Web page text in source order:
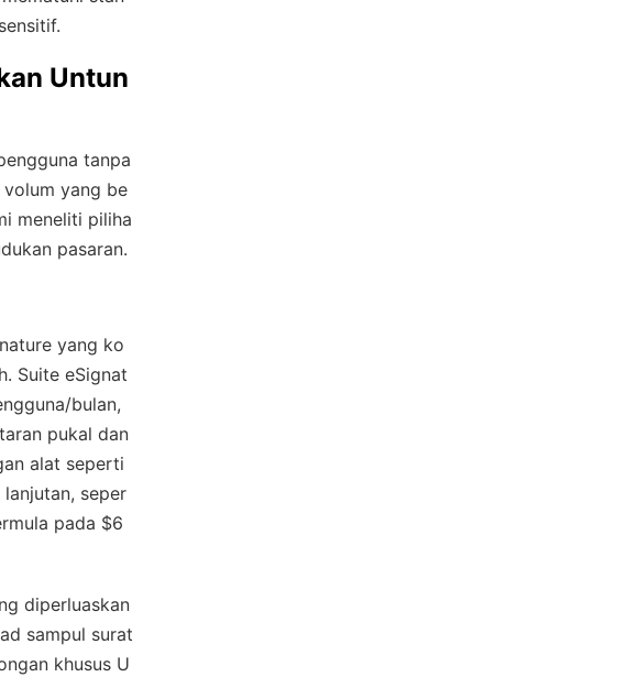
Untun
tanpa
yang be
meneliti piliha
pasaran.
yang ko
Suite eSignat
bulan,
pukal dan
alat seperti
seper
pada $6
diperluaskan
sampul surat
khusus U